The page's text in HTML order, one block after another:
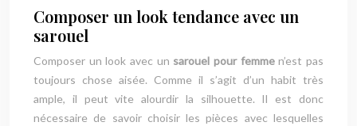
Composer un look tendance avec un
sarouel
Composer un look avec un sarouel pour femmen’est pas
toujours chose aisée. Comme il s’agit d’un habit très
ample, il peut vite alourdir la silhouette. Il est donc
nécessaire de savoir choisir les pièces avec lesquelles